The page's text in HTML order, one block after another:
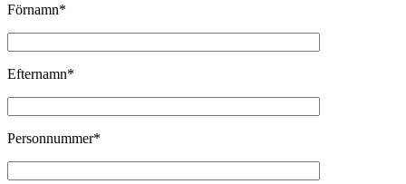
Förnamn*
Efternamn*
Personnummer*